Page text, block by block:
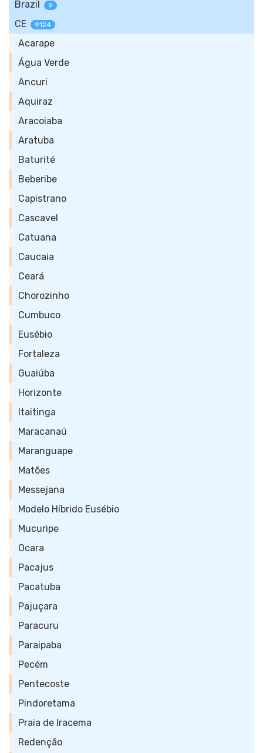
Brazil 9
CE 9124
Acarape
Água Verde
Ancuri
Aquiraz
Aracoiaba
Aratuba
Baturité
Beberibe
Capistrano
Cascavel
Catuana
Caucaia
Ceará
Chorozinho
Cumbuco
Eusébio
Fortaleza
Guaiúba
Horizonte
Itaitinga
Maracanaú
Maranguape
Matões
Messejana
Modelo Híbrido Eusébio
Mucuripe
Ocara
Pacajus
Pacatuba
Pajuçara
Paracuru
Paraipaba
Pecém
Pentecoste
Pindoretama
Praia de Iracema
Redenção